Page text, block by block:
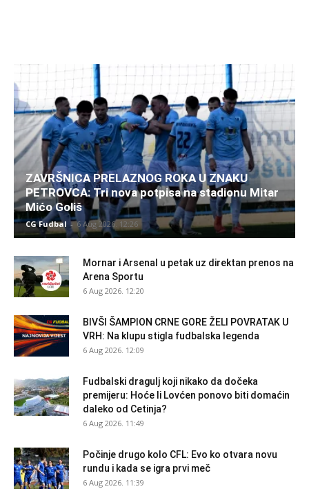
ZAVRŠNICA PRELAZNOG ROKA U ZNAKU
PETROVCA: Tri nova potpisa na stadionu Mitar
Mićo Goliš
CG Fudbal - 6 Aug 2026. 12:26
Mornar i Arsenal u petak uz direktan prenos na
Arena Sportu
6 Aug 2026. 12:20
BIVŠI ŠAMPION CRNE GORE ŽELI POVRATAK U
VRH: Na klupu stigla fudbalska legenda
6 Aug 2026. 12:09
Fudbalski dragulj koji nikako da dočeka
premijeru: Hoće li Lovćen ponovo biti domaćin
daleko od Cetinja?
6 Aug 2026. 11:49
Počinje drugo kolo CFL: Evo ko otvara novu
rundu i kada se igra prvi meč
6 Aug 2026. 11:39